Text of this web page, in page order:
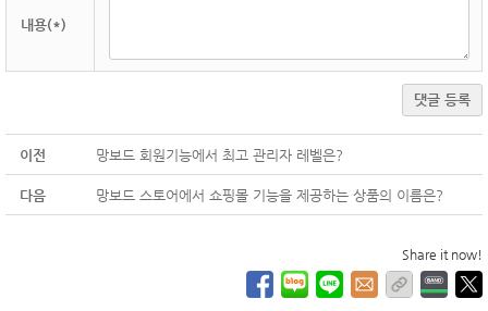
내용(*)
댓글 등록
이전 망보드 회원기능에서 최고 관리자 레벨은?
다음 망보드 스토어에서 쇼핑몰 기능을 제공하는 상품의 이름은?
Share it now!